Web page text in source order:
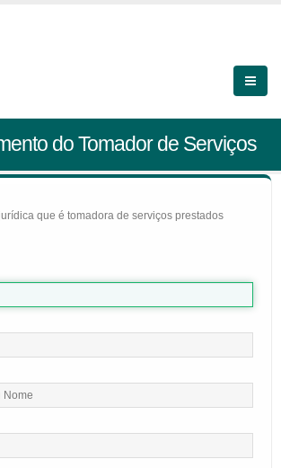
do Tomador de Serviços
que é tomadora de serviços prestados